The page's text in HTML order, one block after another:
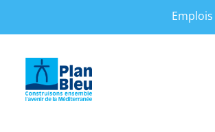
Emplois